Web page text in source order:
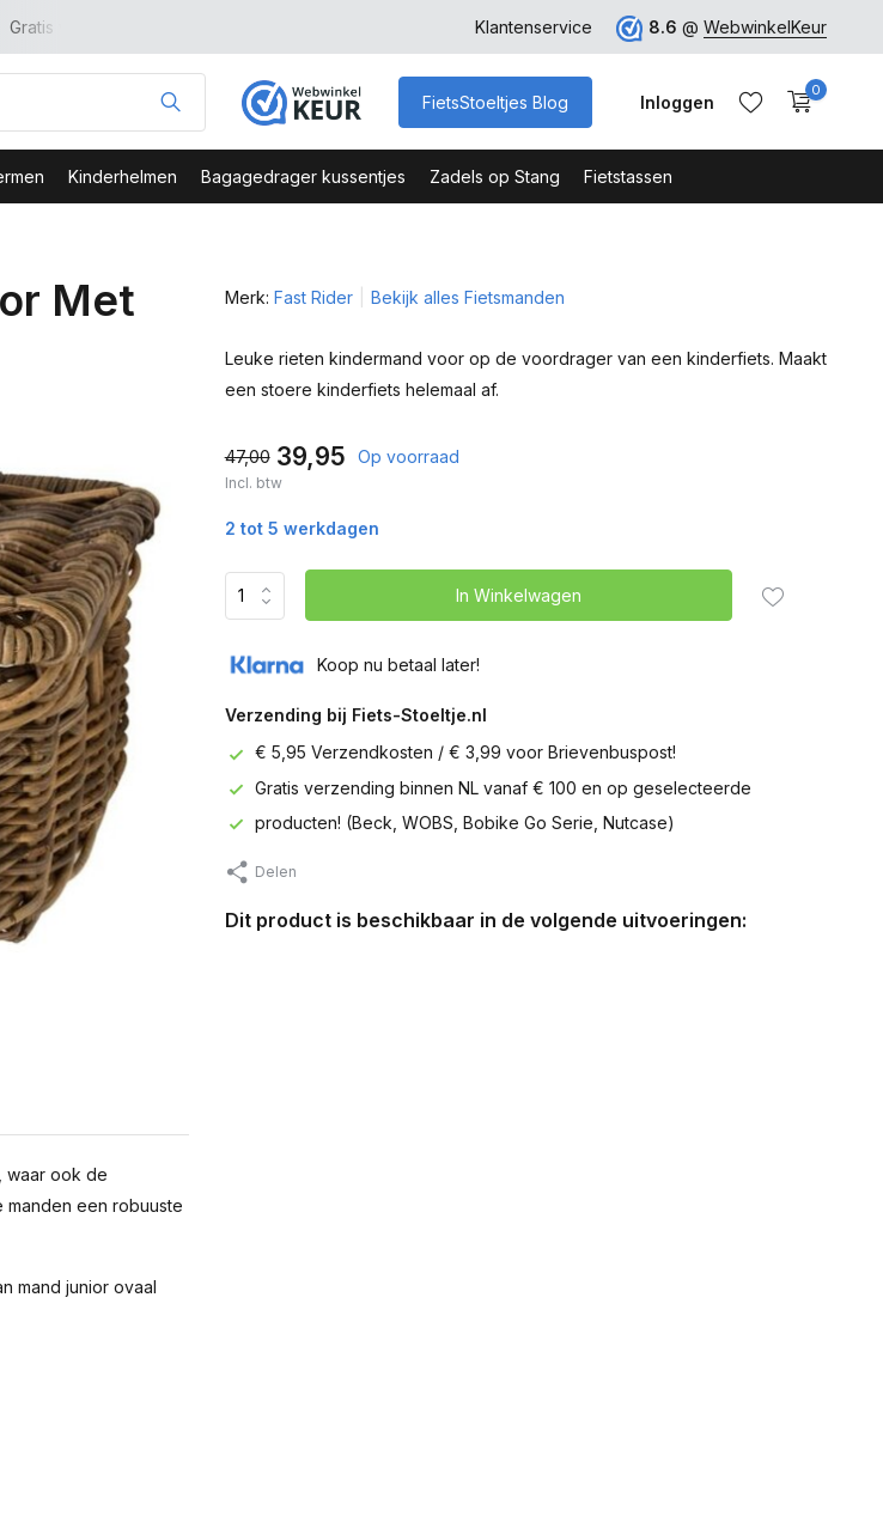
Gratis verzending binnen NL vanaf 100 euro Veilig Bestellen - Webshop Keurmerk
Klantenservice 8.6 @ WebwinkelKeur
FietsStoeltjes Blog Inloggen
0
Kinderhelmen Bagagedrager kussentjes Zadels op Stang Fietstassen
Met
waar ook de
een robuuste
mand junior ovaal
Merk: Fast Rider Bekijk alles Fietsmanden
Leuke rieten kindermand voor op de voordrager van een kinderfiets. Maakt
een stoere kinderfiets helemaal af.
47,00 39,95 Op voorraad
Incl. btw
2 tot 5 werkdagen
In Winkelwagen
Koop nu betaal later!
Verzending bij Fiets-Stoeltje.nl
€ 5,95 Verzendkosten / € 3,99 voor Brievenbuspost!
Gratis verzending binnen NL vanaf € 100 en op geselecteerde
producten! (Beck, WOBS, Bobike Go Serie, Nutcase)
Delen
Dit product is beschikbaar in de volgende uitvoeringen: